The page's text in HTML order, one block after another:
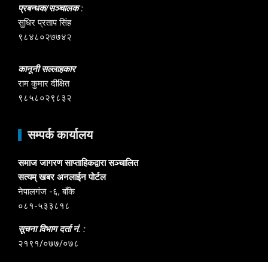
प्रबन्धक/सञ्चालक :
सुधिर प्रताप सिंह
९८४८०२७७४२
कानूनी सल्लाहकार
राम कुमार दीक्षित
९८५८०२९८३२
सम्पर्क कार्यालय
समाज जागरण साप्ताहिकद्वारा सञ्चालित
सत्यम् खबर अनलाईन पोर्टल
नेपालगंज -६, बाँके
०८१-५३३८१८
सूचना विभाग दर्ता नं. :
२१९१/०७७/०७८